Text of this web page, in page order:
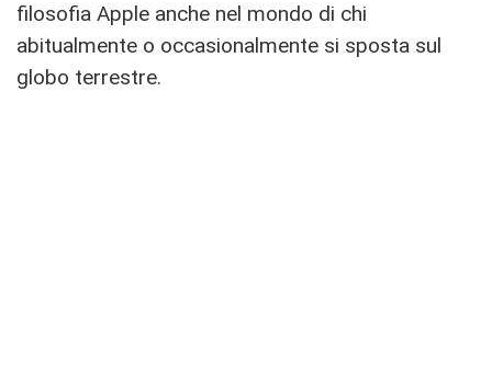
filosofia Apple anche nel mondo di chi
abitualmente o occasionalmente si sposta sul
globo terrestre.